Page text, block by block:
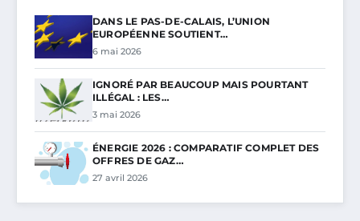
DANS LE PAS-DE-CALAIS, L’UNION
EUROPÉENNE SOUTIENT…
6 mai 2026
IGNORÉ PAR BEAUCOUP MAIS POURTANT
ILLÉGAL : LES…
3 mai 2026
ÉNERGIE 2026 : COMPARATIF COMPLET DES
OFFRES DE GAZ…
27 avril 2026